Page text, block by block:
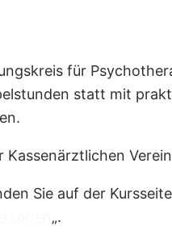
für
statt mit
Kassenärztlichen
Sie auf der Kursseite
„.